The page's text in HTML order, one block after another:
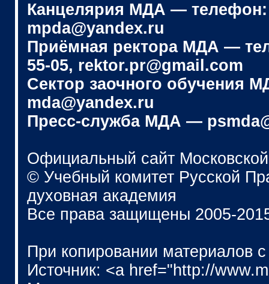
Канцелярия МДА — телефон:
mpda@yandex.ru
Приёмная ректора МДА —
55-05, rektor.pr@gmail.com
Сектор заочного обучения
mda@yandex.ru
Пресс-служба МДА —
Официальный сайт
© Учебный комитет Русской
духовная академия
Все права защищены 2005-
При копировании материалов
Источник: <a href="http://